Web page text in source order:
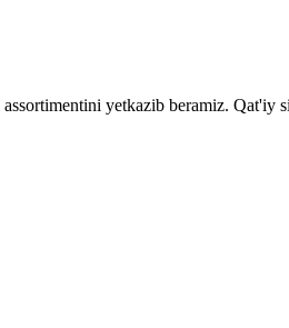
yetkazib beramiz. Qat'iy